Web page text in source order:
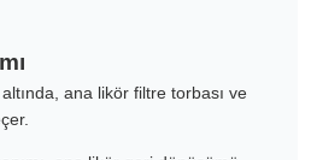
ana likör filtre torbası ve